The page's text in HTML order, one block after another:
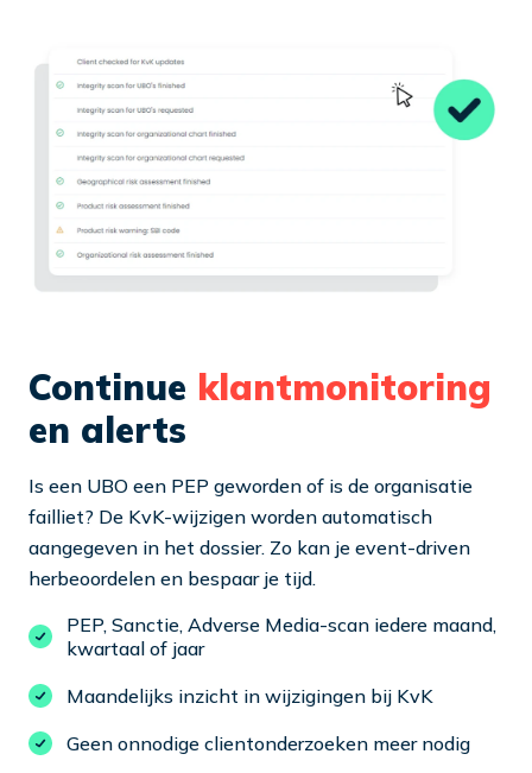
Continue klantmonitoring
en alerts
Is een UBO een PEP geworden of is de organisatie
failliet? De KvK-wijzigen worden automatisch
aangegeven in het dossier. Zo kan je event-driven
herbeoordelen en bespaar je tijd.
PEP, Sanctie, Adverse Media-scan iedere maand,
kwartaal of jaar
Maandelijks inzicht in wijzigingen bij KvK
Geen onnodige clientonderzoeken meer nodig